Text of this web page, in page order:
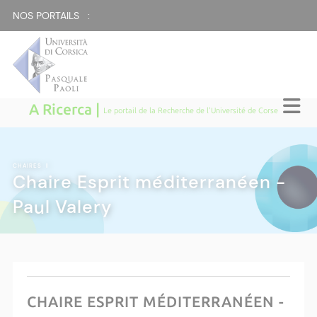
NOS PORTAILS :
A Ricerca | Le portail de la Recherche de l'Université de Corse
CHAIRES
Chaire Esprit méditerranéen -
Paul Valery
CHAIRE ESPRIT MÉDITERRANÉEN -